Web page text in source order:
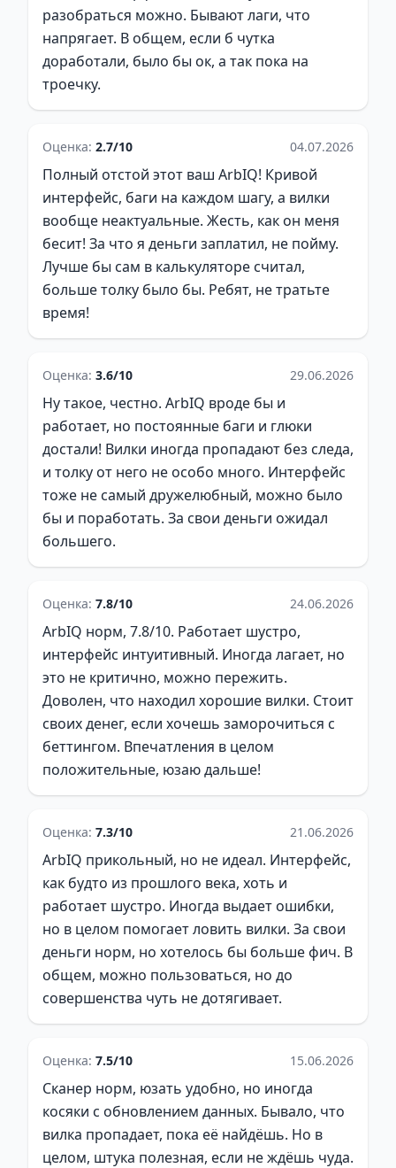
разобраться можно. Бывают лаги, что
напрягает. В общем, если б чутка
доработали, было бы ок, а так пока на
троечку.
Оценка: 2.7/10 04.07.2026
Полный отстой этот ваш ArbIQ! Кривой
интерфейс, баги на каждом шагу, а вилки
вообще неактуальные. Жесть, как он меня
бесит! За что я деньги заплатил, не пойму.
Лучше бы сам в калькуляторе считал,
больше толку было бы. Ребят, не тратьте
время!
Оценка: 3.6/10 29.06.2026
Ну такое, честно. ArbIQ вроде бы и
работает, но постоянные баги и глюки
достали! Вилки иногда пропадают без следа,
и толку от него не особо много. Интерфейс
тоже не самый дружелюбный, можно было
бы и поработать. За свои деньги ожидал
большего.
Оценка: 7.8/10 24.06.2026
ArbIQ норм, 7.8/10. Работает шустро,
интерфейс интуитивный. Иногда лагает, но
это не критично, можно пережить.
Доволен, что находил хорошие вилки. Стоит
своих денег, если хочешь заморочиться с
беттингом. Впечатления в целом
положительные, юзаю дальше!
Оценка: 7.3/10 21.06.2026
ArbIQ прикольный, но не идеал. Интерфейс,
как будто из прошлого века, хоть и
работает шустро. Иногда выдает ошибки,
но в целом помогает ловить вилки. За свои
деньги норм, но хотелось бы больше фич. В
общем, можно пользоваться, но до
совершенства чуть не дотягивает.
Оценка: 7.5/10 15.06.2026
Сканер норм, юзать удобно, но иногда
косяки с обновлением данных. Бывало, что
вилка пропадает, пока её найдёшь. Но в
целом, штука полезная, если не ждёшь чуда.